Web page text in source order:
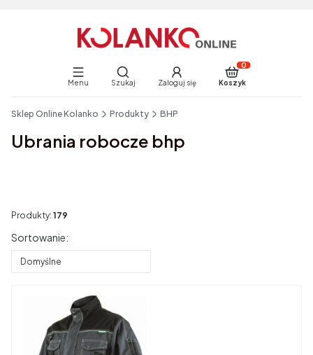
Menu
Otwórz wyszukiwarkę
Szukaj Zaloguj się
Produkty w
Koszyk
Sklep Online Kolanko Produkty BHP
Ubrania robocze bhp
Produkty: 179
Lista produktów
Sortowanie:
Domyślne